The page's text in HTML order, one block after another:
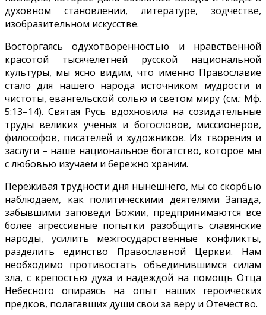
духовном становлении, литературе, зодчестве,
изобразительном искусстве.
Восторгаясь одухотворенностью и нравственной
красотой тысячелетней русской национальной
культуры, мы ясно видим, что именно Православие
стало для нашего народа источником мудрости и
чистоты, евангельской солью и светом миру (см.: Мф.
5:13–14). Святая Русь вдохновила на созидательные
труды великих ученых и богословов, миссионеров,
философов, писателей и художников. Их творения и
заслуги – наше национальное богатство, которое мы
с любовью изучаем и бережно храним.
Переживая трудности дня нынешнего, мы со скорбью
наблюдаем, как политическими деятелями Запада,
забывшими заповеди Божии, предпринимаются все
более агрессивные попытки разобщить славянские
народы, усилить межгосударственные конфликты,
разделить единство Православной Церкви. Нам
необходимо противостать объединившимся силам
зла, с крепостью духа и надеждой на помощь Отца
Небесного опираясь на опыт наших героических
предков, полагавших души свои за веру и Отечество.